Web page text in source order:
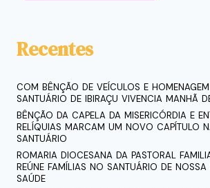
Recentes
COM BÊNÇÃO DE VEÍCULOS E
SANTUÁRIO DE IBIRAÇU VIVENCIA MANHÃ
BÊNÇÃO DA CAPELA DA MISERICÓRDIA E
RELÍQUIAS MARCAM UM NOVO CAPÍTULO
SANTUÁRIO
ROMARIA DIOCESANA DA PASTORAL
REÚNE FAMÍLIAS NO SANTUÁRIO DE NOSSA
SAÚDE